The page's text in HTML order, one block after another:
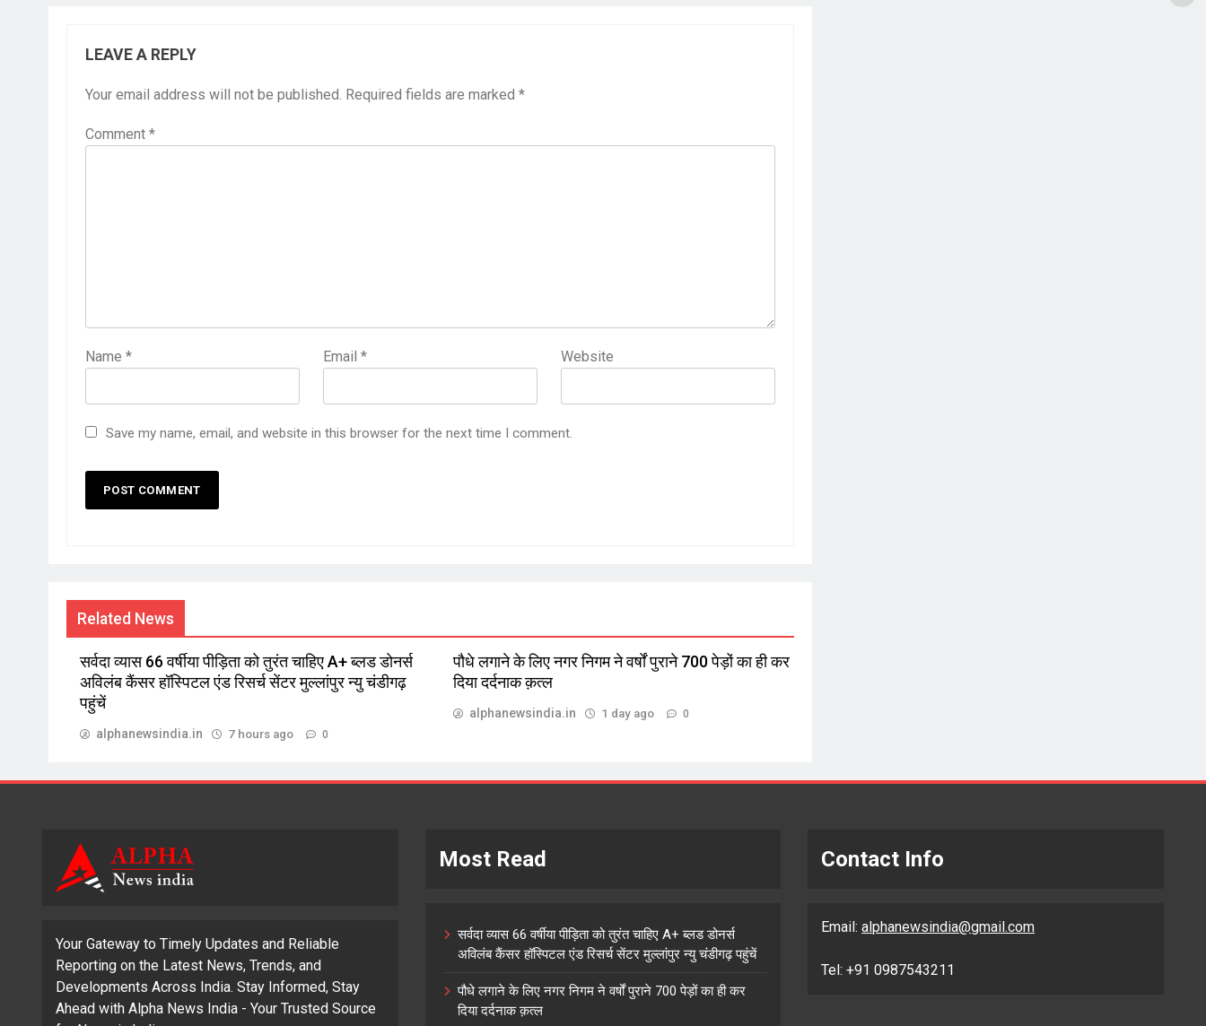
LEAVE A REPLY
Your email address will not be published. Required fields are marked *
Comment *
Name * Email* Website
Save my name, email, and website in this browser for the next time I comment.
Related News
सर्वदा व्यास 66 वर्षीया पीड़िता को तुरंत चाहिए A+ ब्लड डोनर्स
अविलंब कैंसर हॉस्पिटल एंड रिसर्च सेंटर मुल्लांपुर न्यु चंडीगढ़
पहुंचें
alphanewsindia.in 7 hours ago 0
पौधे लगाने के लिए नगर निगम ने वर्षों पुराने 700 पेड़ों का ही कर
दिया दर्दनाक क़त्ल
alphanewsindia.in 1 day ago 0
Your Gateway to Timely Updates and Reliable
Reporting on the Latest News, Trends, and
Developments Across India. Stay Informed, Stay
Ahead with Alpha News India - Your Trusted Source
Most Read
सर्वदा व्यास 66 वर्षीया पीड़िता को तुरंत चाहिए A+ ब्लड डोनर्स
अविलंब कैंसर हॉस्पिटल एंड रिसर्च सेंटर मुल्लांपुर न्यु चंडीगढ़ पहुंचें
पौधे लगाने के लिए नगर निगम ने वर्षों पुराने 700 पेड़ों का ही कर
दिया दर्दनाक क़त्ल
Contact Info
Email:alphanewsindia@gmail.com
Tel: +91 0987543211